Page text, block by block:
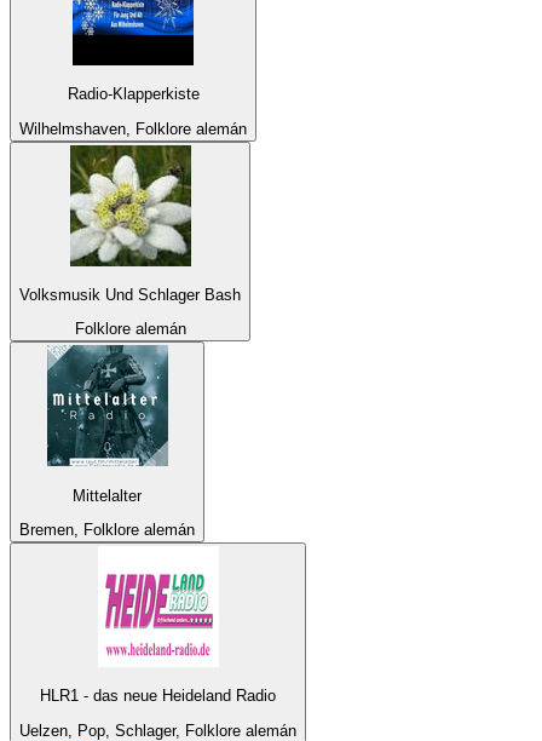
Radio-Klapperkiste
Wilhelmshaven, Folklore alemán
Volksmusik Und Schlager Bash
Folklore alemán
Mittelalter
Bremen, Folklore alemán
HLR1 - das neue Heideland Radio
Uelzen, Pop, Schlager, Folklore alemán